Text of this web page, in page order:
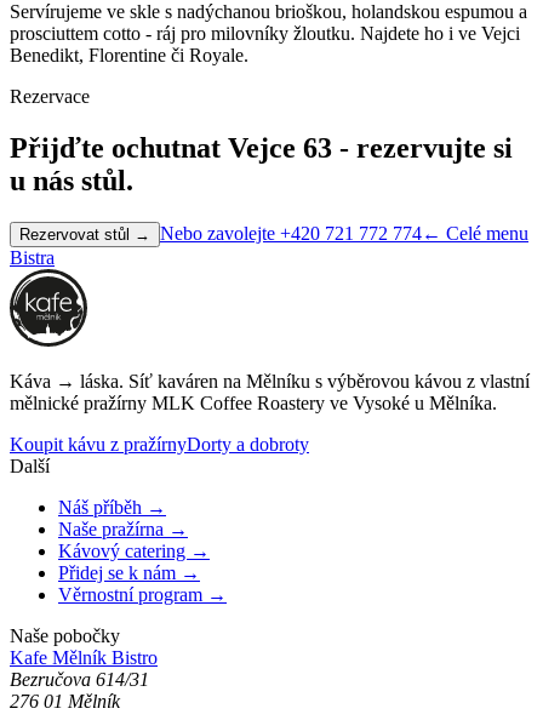
Servírujeme ve skle s nadýchanou brioškou, holandskou espumou a
prosciuttem cotto - ráj pro milovníky žloutku. Najdete ho i ve Vejci
Benedikt, Florentine či Royale.
Rezervace
Přijďte ochutnat Vejce 63 - rezervujte si
u nás stůl.
Rezervovat stůl → Nebo zavolejte +420 721 772 774← Celé menu
Bistra
Káva → láska. Síť kaváren na Mělníku s výběrovou kávou z vlastní
mělnické pražírny MLK Coffee Roastery ve Vysoké u Mělníka.
Koupit kávu z pražírnyDorty a dobroty
Další
Náš příběh →
Naše pražírna →
Kávový catering →
Přidej se k nám →
Věrnostní program →
Naše pobočky
Kafe Mělník Bistro
Bezručova 614/31
276 01 Mělník